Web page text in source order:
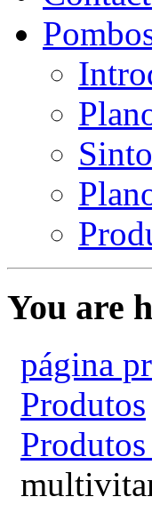
You are
página
Produtos